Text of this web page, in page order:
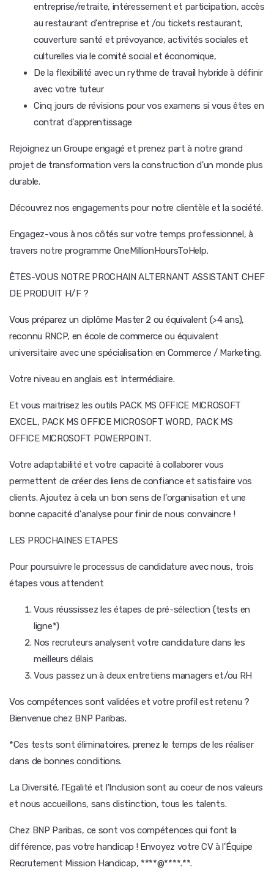
entreprise/retraite, intéressement et participation, accès
au restaurant d'entreprise et /ou tickets restaurant,
couverture santé et prévoyance, activités sociales et
culturelles via le comité social et économique,
De la flexibilité avec un rythme de travail hybride à définir
avec votre tuteur
Cinq jours de révisions pour vos examens si vous êtes en
contrat d'apprentissage
Rejoignez un Groupe engagé et prenez part à notre grand
projet de transformation vers la construction d'un monde plus
durable.
Découvrez nos engagements pour notre clientèle et la société.
Engagez-vous à nos côtés sur votre temps professionnel, à
travers notre programme OneMillionHoursToHelp.
ÊTES-VOUS NOTRE PROCHAIN ALTERNANT ASSISTANT CHEF
DE PRODUIT H/F ?
Vous préparez un diplôme Master 2 ou équivalent (>4 ans),
reconnu RNCP, en école de commerce ou équivalent
universitaire avec une spécialisation en Commerce / Marketing.
Votre niveau en anglais est Intermédiaire.
Et vous maitrisez les outils PACK MS OFFICE MICROSOFT
EXCEL, PACK MS OFFICE MICROSOFT WORD, PACK MS
OFFICE MICROSOFT POWERPOINT.
Votre adaptabilité et votre capacité à collaborer vous
permettent de créer des liens de confiance et satisfaire vos
clients. Ajoutez à cela un bon sens de l'organisation et une
bonne capacité d'analyse pour finir de nous convaincre !
LES PROCHAINES ETAPES
Pour poursuivre le processus de candidature avec nous, trois
étapes vous attendent
Vous réussissez les étapes de pré-sélection (tests en
ligne*)
Nos recruteurs analysent votre candidature dans les
meilleurs délais
Vous passez un à deux entretiens managers et/ou RH
Vos compétences sont validées et votre profil est retenu ?
Bienvenue chez BNP Paribas.
*Ces tests sont éliminatoires, prenez le temps de les réaliser
dans de bonnes conditions.
La Diversité, l'Egalité et l'Inclusion sont au coeur de nos valeurs
et nous accueillons, sans distinction, tous les talents.
Chez BNP Paribas, ce sont vos compétences qui font la
différence, pas votre handicap ! Envoyez votre CV à l'Équipe
Recrutement Mission Handicap, ****@****.**.